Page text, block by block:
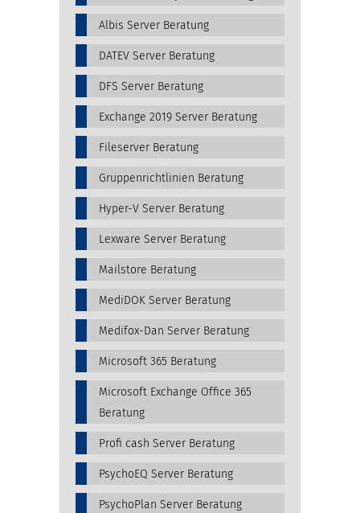
Albis Server Beratung
DATEV Server Beratung
DFS Server Beratung
Exchange 2019 Server Beratung
Fileserver Beratung
Gruppenrichtlinien Beratung
Hyper-V Server Beratung
Lexware Server Beratung
Mailstore Beratung
MediDOK Server Beratung
Medifox-Dan Server Beratung
Microsoft 365 Beratung
Microsoft Exchange Office 365
Beratung
Profi cash Server Beratung
PsychoEQ Server Beratung
PsychoPlan Server Beratung